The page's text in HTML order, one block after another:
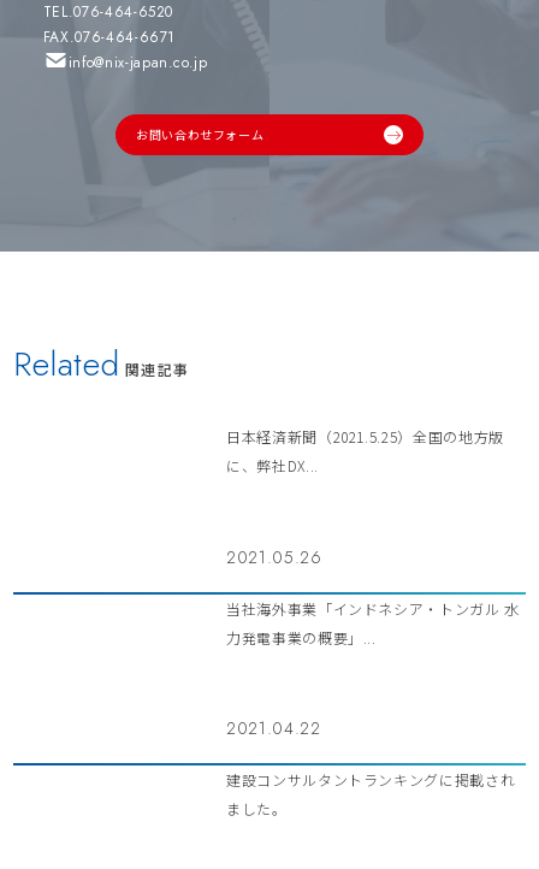
TEL.076-464-6520
FAX.076-464-6671
info@nix-japan.co.jp
お問い合わせフォーム
Related 関連記事
日本経済新聞（2021.5.25）全国の地方版
に、弊社DX...
2021.05.26
当社海外事業「インドネシア・トンガル 水
力発電事業の概要」...
2021.04.22
建設コンサルタントランキングに掲載され
ました。